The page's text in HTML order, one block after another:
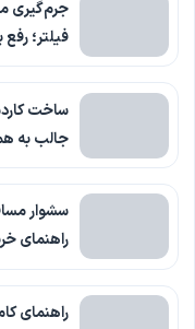
جرم‌گیری
فیلتر؛
ساخت
جالب به
سشوار
راهنمای
راهنمای